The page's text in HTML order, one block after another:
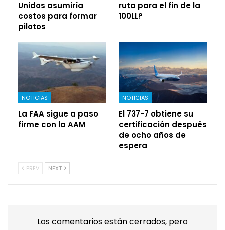
Unidos asumiría
costos para formar
pilotos
ruta para el fin de la
100LL?
NOTICIAS
La FAA sigue a paso
firme con la AAM
NOTICIAS
El 737-7 obtiene su
certificación después
de ocho años de
espera
PREV NEXT
Los comentarios están cerrados, pero